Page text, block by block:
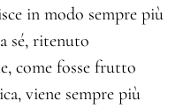
in modo sempre più
sé, ritenuto
come fosse frutto
viene sempre più